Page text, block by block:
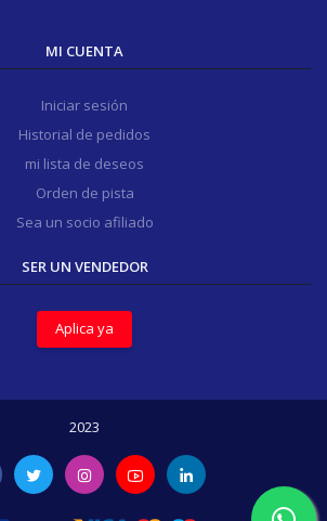
MI CUENTA
Iniciar sesión
Historial de pedidos
mi lista de deseos
Orden de pista
Sea un socio afiliado
SER UN VENDEDOR
Aplica ya
2023